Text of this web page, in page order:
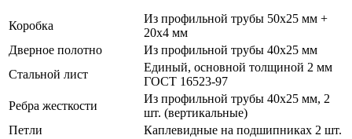
Коробка
Из профильной трубы 50х25 мм +
20х4 мм
Дверное полотно
Из профильной трубы 40х25 мм
Стальной лист
Единый, основной толщиной 2 мм
ГОСТ 16523-97
Ребра жесткости
Из профильной трубы 40х25 мм, 2
шт. (вертикальные)
Петли
Каплевидные на подшипниках 2 шт.